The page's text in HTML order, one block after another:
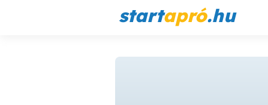
startapró.hu